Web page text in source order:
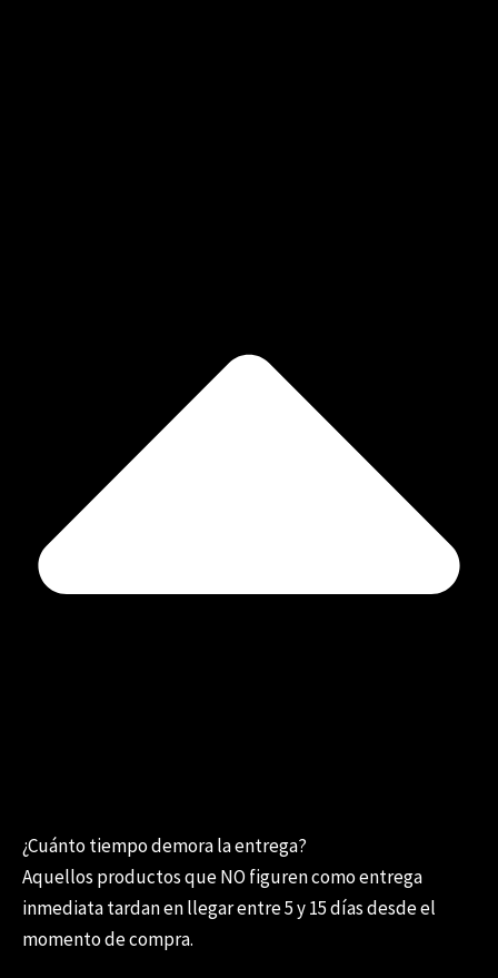
¿Cuánto tiempo demora la entrega?
Aquellos productos que NO figuren como entrega
inmediata tardan en llegar entre 5 y 15 días desde el
momento de compra.